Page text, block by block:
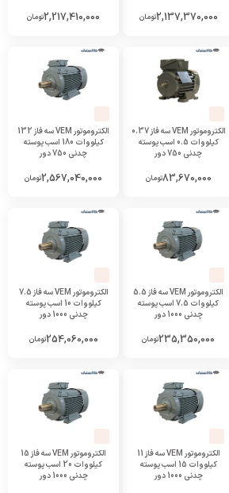
2,137,370,000تومان 2,217,410,000تومان
الکتروموتور VEM سه فاز 0.37
کیلووات 0.5 اسب پوسته
چدنی 750 دور
83,670,000تومان
الکتروموتور VEM سه فاز 132
کیلووات 180 اسب پوسته
چدنی 750 دور
2,567,040,000تومان
الکتروموتور VEM سه فاز 5.5
کیلووات 7.5 اسب پوسته
چدنی 1000 دور
235,350,000تومان
الکتروموتور VEM سه فاز 7.5
کیلووات 10 اسب پوسته
چدنی 1000 دور
254,060,000تومان
الکتروموتور VEM سه فاز 11
کیلووات 15 اسب پوسته
چدنی 1000 دور
الکتروموتور VEM سه فاز 15
کیلووات 20 اسب پوسته
چدنی 1000 دور